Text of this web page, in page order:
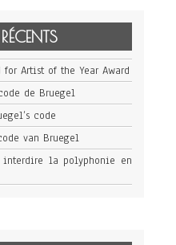
Artist of the Year Award
de Bruegel
code
van Bruegel
la polyphonie en